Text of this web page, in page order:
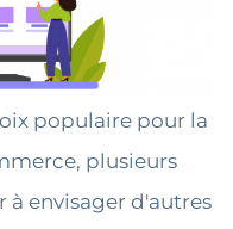
populaire pour la
plusieurs
à envisager d'autres